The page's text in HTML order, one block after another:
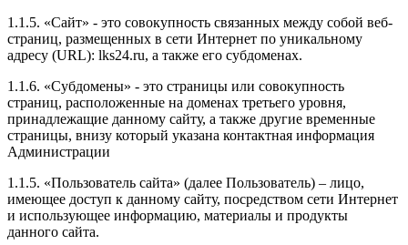
1.1.5. «Сайт» - это совокупность связанных между собой веб-
страниц, размещенных в сети Интернет по уникальному
адресу (URL): lks24.ru, а также его субдоменах.
1.1.6. «Субдомены» - это страницы или совокупность
страниц, расположенные на доменах третьего уровня,
принадлежащие данному сайту, а также другие временные
страницы, внизу который указана контактная информация
Администрации
1.1.5. «Пользователь сайта» (далее Пользователь) – лицо,
имеющее доступ к данному сайту, посредством сети Интернет
и использующее информацию, материалы и продукты
данного сайта.